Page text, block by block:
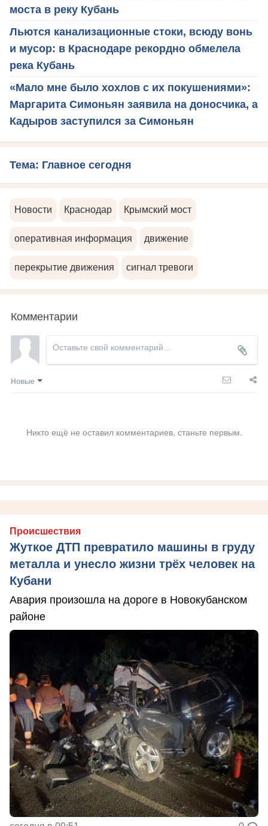
моста в реку Кубань
Льются канализационные стоки, всюду вонь
и мусор: в Краснодаре рекордно обмелела
река Кубань
«Мало мне было хохлов с их покушениями»:
Маргарита Симоньян заявила на доносчика, а
Кадыров заступился за Симоньян
Тема: Главное сегодня
Новости Краснодар Крымский мост
оперативная информация движение
перекрытие движения сигнал тревоги
Комментарии
Новые
Никто ещё не оставил комментариев, станьте первым.
Происшествия
Жуткое ДТП превратило машины в груду
металла и унесло жизни трёх человек на
Кубани
Авария произошла на дороге в Новокубанском
районе